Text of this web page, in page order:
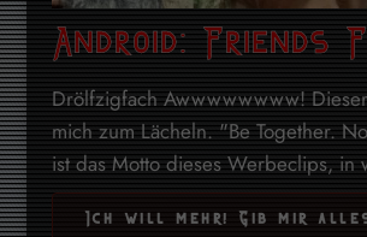
Android: Friends
Drölfzigfach Awwwwwwww!
mich zum Lächeln. "Be Together.
ist das Motto dieses Werbeclips, in
Ich will mehr! Gib mir